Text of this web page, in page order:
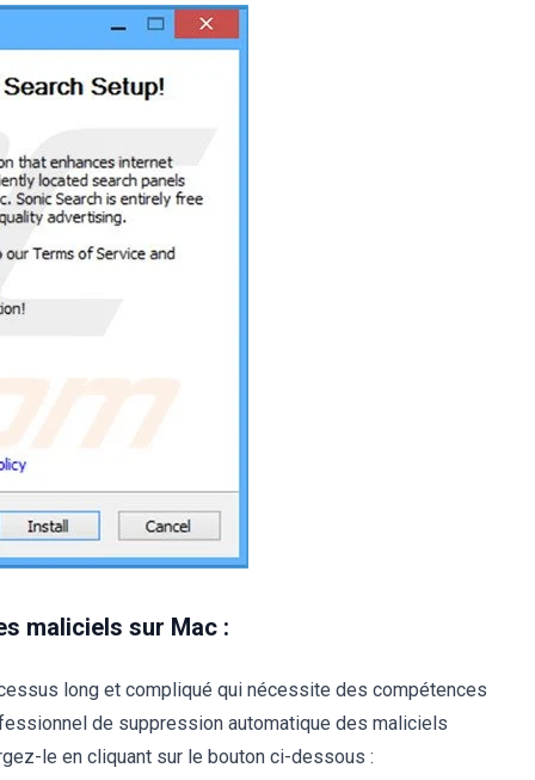
maliciels sur Mac :
long et compliqué qui nécessite des compétences
de suppression automatique des maliciels
le en cliquant sur le bouton ci-dessous :